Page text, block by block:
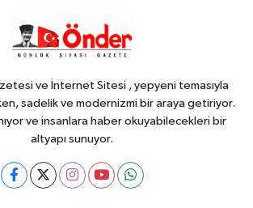
18:37
Başkent'te güçlü temaslar
ve İnternet Sitesi , yepyeni temasıyla
sadelik ve modernizmi bir araya getiriyor.
ve insanlara haber okuyabilecekleri bir
altyapı sunuyor.